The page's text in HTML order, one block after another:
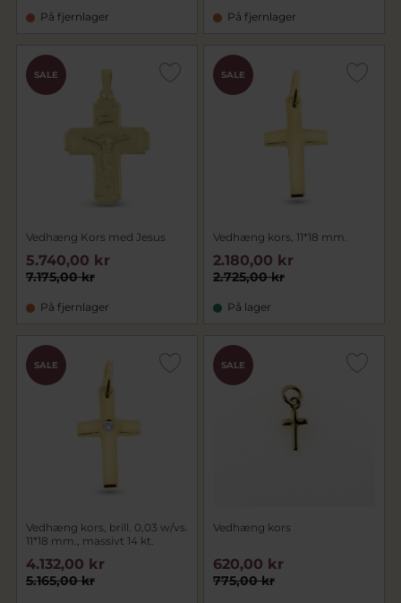
På fjernlager På fjernlager
SALE
Vedhæng Kors med Jesus
7.175,00 kr
5.740,00 kr
På fjernlager
SALE
Vedhæng kors, 11*18 mm.
2.725,00 kr
2.180,00 kr
På lager
SALE
Vedhæng kors, brill. 0,03 w/vs.
11*18 mm., massivt 14 kt.
5.165,00 kr
4.132,00 kr
SALE
Vedhæng kors
775,00 kr
620,00 kr